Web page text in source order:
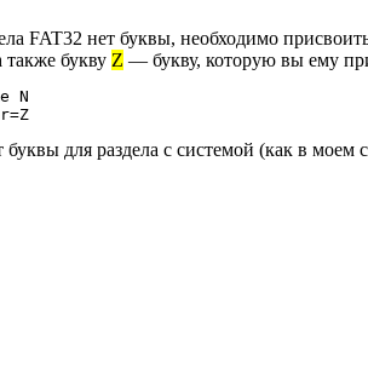
FAT32 нет буквы, необходимо
букву Z — букву, которую вы ему
N
буквы для раздела с системой (как в моем